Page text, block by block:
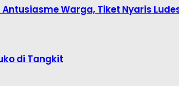
Warga, Tiket Nyaris
di Tangkit